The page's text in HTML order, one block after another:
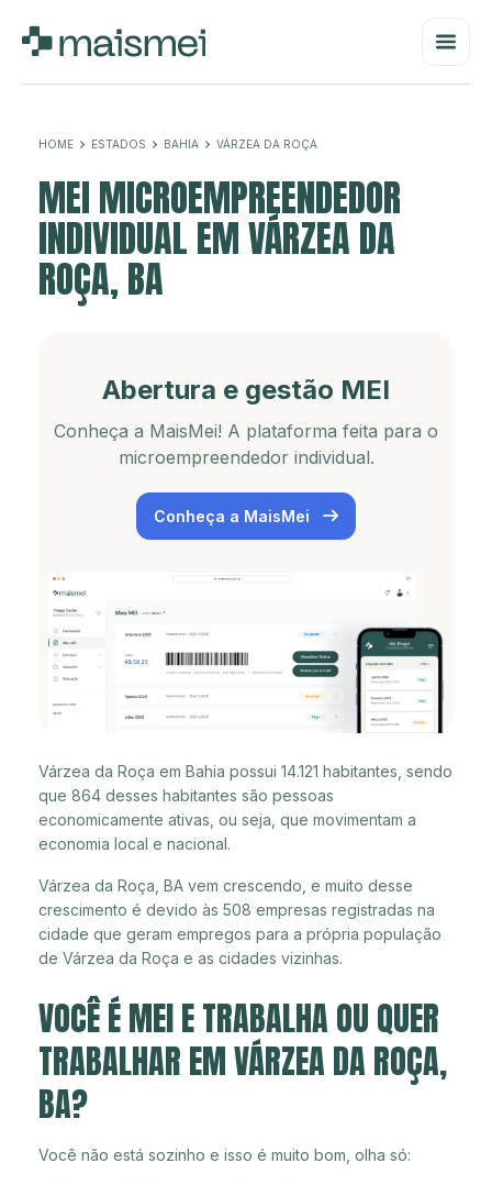
HOME ESTADOS BAHIA VÁRZEA DA ROÇA
MEI MICROEMPREENDEDOR
INDIVIDUAL EM VÁRZEA DA
ROÇA, BA
Abertura e gestão MEI
Conheça a MaisMei! A plataforma feita para o
microempreendedor individual.
Conheça a MaisMei
Várzea da Roça em Bahia possui 14.121 habitantes, sendo
que 864 desses habitantes são pessoas
economicamente ativas, ou seja, que movimentam a
economia local e nacional.
Várzea da Roça, BA vem crescendo, e muito desse
crescimento é devido às 508 empresas registradas na
cidade que geram empregos para a própria população
de Várzea da Roça e as cidades vizinhas.
VOCÊ É MEI E TRABALHA OU QUER
TRABALHAR EM VÁRZEA DA ROÇA,
BA?
Você não está sozinho e isso é muito bom, olha só: